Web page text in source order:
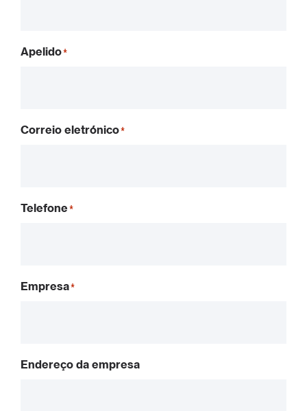
Apelido
Correio eletrónico
Telefone
Empresa
Endereço da empresa